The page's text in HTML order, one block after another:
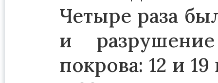
Четыре раза
и
покрова: 12 и